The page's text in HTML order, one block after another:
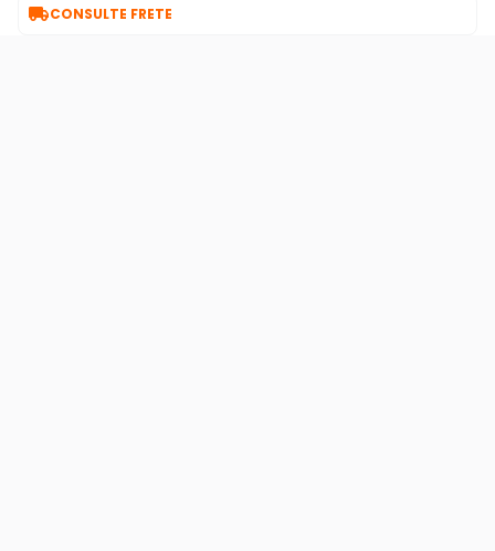
CONSULTE FRETE